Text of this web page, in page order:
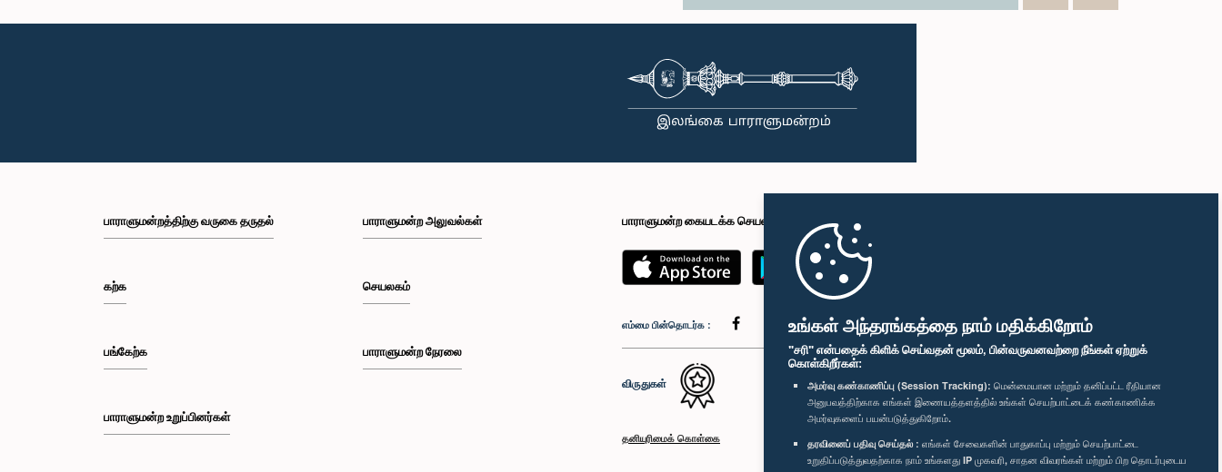
உங்கள் அந்தரங்கத்தை நாம் மதிக்கிறோம்
"சரி" என்பதைக் கிளிக் செய்வதன் மூலம், பின்வருவனவற்றை நீங்கள் ஏற்றுக்
கொள்கிறீர்கள்:
அமர்வு கண்காணிப்பு (Session Tracking): மென்மையான மற்றும் தனிப்பட்ட ரீதியான
அனுபவத்திற்காக எங்கள் இணையத்தளத்தில் உங்கள் செயற்பாட்டைக் கண்காணிக்க
அமர்வுகளைப் பயன்படுத்துகிறோம்.
தரவினைப் பதிவு செய்தல் : எங்கள் சேவைகளின் பாதுகாப்பு மற்றும் செயற்பாட்டை
உறுதிப்படுத்துவதற்காக நாம் உங்களது IP முகவரி, சாதன விவரங்கள் மற்றும் பிற தொடர்புடைய
பாராளுமன்றத்திற்கு வருகை தருதல்
கற்க
பங்கேற்க
பாராளுமன்ற உறுப்பினர்கள்
பாராளுமன்ற அலுவல்கள்
செயலகம்
பாராளுமன்ற நேரலை
பாராளுமன்ற கையடக்க செயலி
எம்மை பின்தொடர்க :
விருதுகள்
தனியுரிமைக் கொள்கை